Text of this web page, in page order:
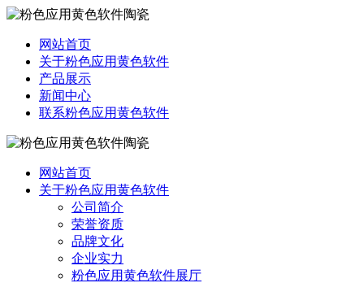
网站首页
关于粉色应用黄色软件
产品展示
新闻中心
联系粉色应用黄色软件
网站首页
关于粉色应用黄色软件
公司简介
荣誉资质
品牌文化
企业实力
粉色应用黄色软件展厅